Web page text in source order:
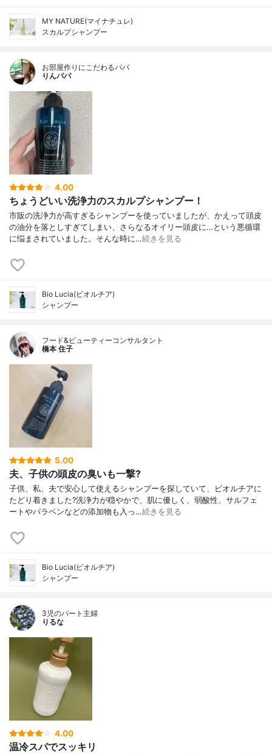
MY NATURE(マイナチュレ)
スカルプシャンプー
お部屋作りにこだわるパパ
りんパパ
4.00
ちょうどいい洗浄力のスカルプシャンプー！
市販の洗浄力が高すぎるシャンプーを使っていましたが、かえって頭皮
の油分を落としすぎてしまい、さらなるオイリー頭皮に…という悪循環
に悩まされていました。そんな時に…続きを見る
Bio Lucia(ビオルチア)
シャンプー
フード&ビューティーコンサルタント
橋本 住子
5.00
夫、子供の頭皮の臭いも一撃?
子供、私、夫で安心して使えるシャンプーを探していて、ビオルチアに
たどり着きました?洗浄力が穏やかで、肌に優しく、弱酸性、サルフェ
ートやパラベンなどの添加物も入っ…続きを見る
Bio Lucia(ビオルチア)
シャンプー
3児のパート主婦
りるな
4.00
温冷スパでスッキリ